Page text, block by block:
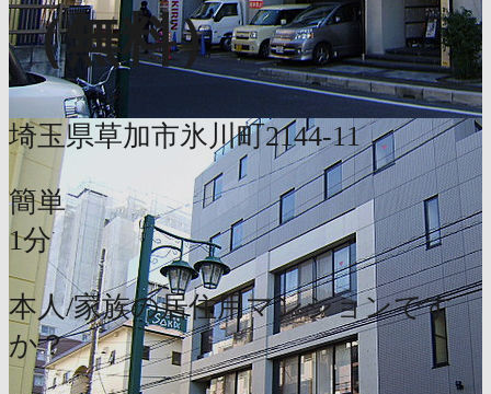
（無料）
埼玉県草加市氷川町2144-11
簡単
1分
本人/家族の居住用マンションです
か？